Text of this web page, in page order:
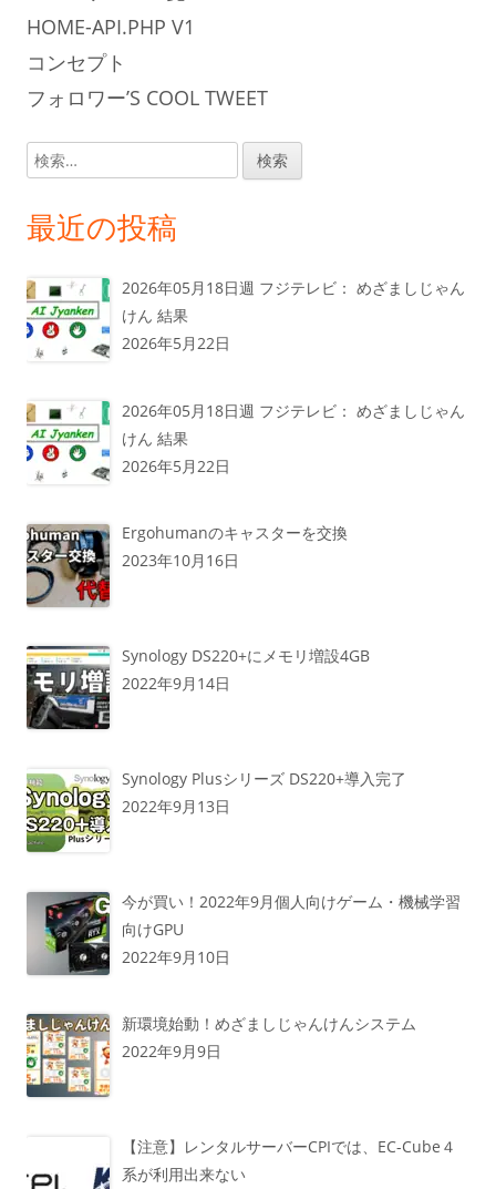
HOME-API.PHP V1
コンセプト
フォロワー’S COOL TWEET
検
索:
最近の投稿
2026年05月18日週 フジテレビ： めざましじゃん
けん 結果
2026年5月22日
2026年05月18日週 フジテレビ： めざましじゃん
けん 結果
2026年5月22日
Ergohumanのキャスターを交換
2023年10月16日
Synology DS220+にメモリ増設4GB
2022年9月14日
Synology Plusシリーズ DS220+導入完了
2022年9月13日
今が買い！2022年9月個人向けゲーム・機械学習
向けGPU
2022年9月10日
新環境始動！めざましじゃんけんシステム
2022年9月9日
【注意】レンタルサーバーCPIでは、EC-Cube４
系が利用出来ない